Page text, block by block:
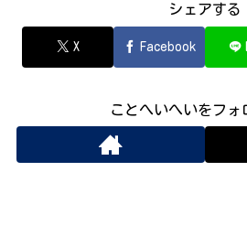
シェアする
X Facebook
ことへいへいをフォ